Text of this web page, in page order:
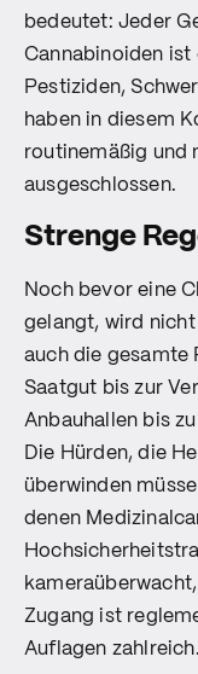
bedeutet: Jeder
Cannabinoiden
Pestiziden,
haben in diesem
routinemäßig
ausgeschlossen.
Strenge
Noch bevor eine
gelangt, wird
auch die gesamte
Saatgut bis zur
Anbauhallen bis
Die Hürden, die
überwinden
denen
Zugang ist
Auflagen zahlreich.